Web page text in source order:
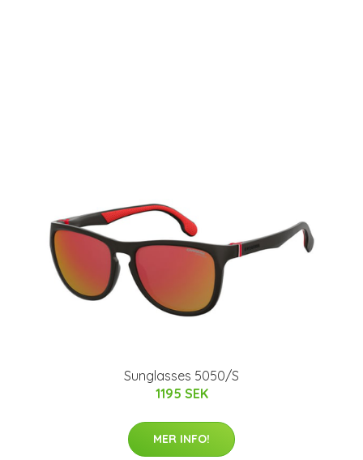
Sunglasses 5050/S
1195 SEK
MER INFO!